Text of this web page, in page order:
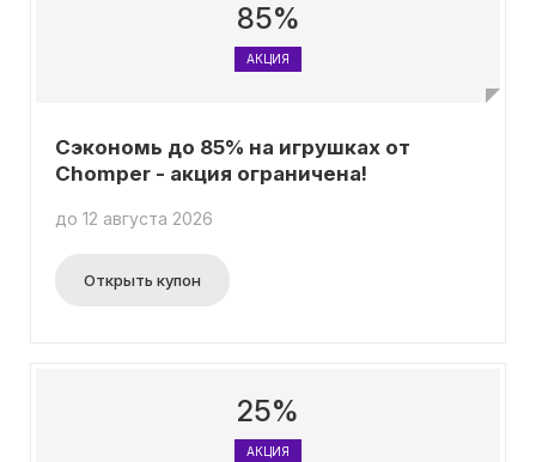
85%
АКЦИЯ
Сэкономь до 85% на игрушках от
Chomper - акция ограничена!
до 12 августа 2026
Открыть купон
25%
АКЦИЯ